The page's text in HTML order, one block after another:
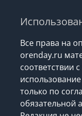
Все права на
orenday.ru
соответствии
только по
обязательной